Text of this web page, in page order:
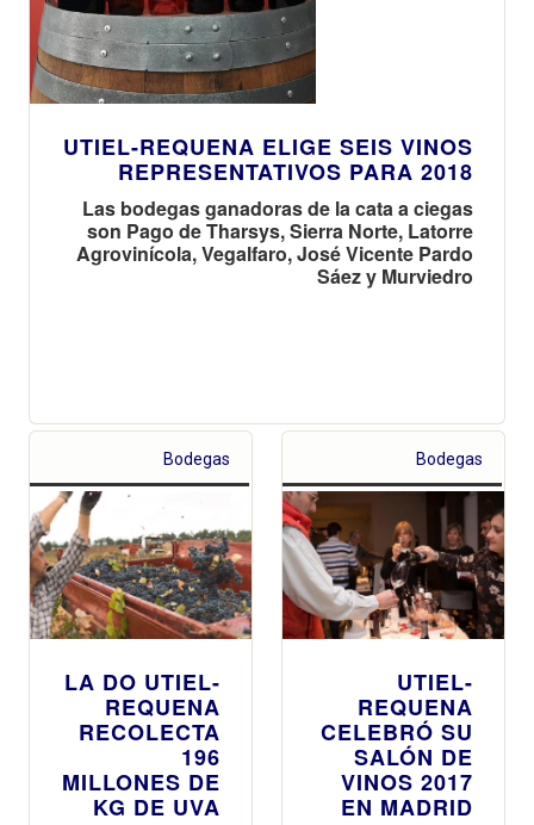
UTIEL-REQUENA ELIGE SEIS VINOS
REPRESENTATIVOS PARA 2018
Las bodegas ganadoras de la cata a ciegas
son Pago de Tharsys, Sierra Norte, Latorre
Agrovinícola, Vegalfaro, José Vicente Pardo
Sáez y Murviedro
Bodegas
LA DO UTIEL-
REQUENA
RECOLECTA
196
MILLONES DE
KG DE UVA
Bodegas
UTIEL-
REQUENA
CELEBRÓ SU
SALÓN DE
VINOS 2017
EN MADRID